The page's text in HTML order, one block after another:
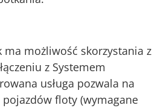
możliwość skorzystania z
z Systemem
usługa pozwala na
pojazdów floty (wymagane